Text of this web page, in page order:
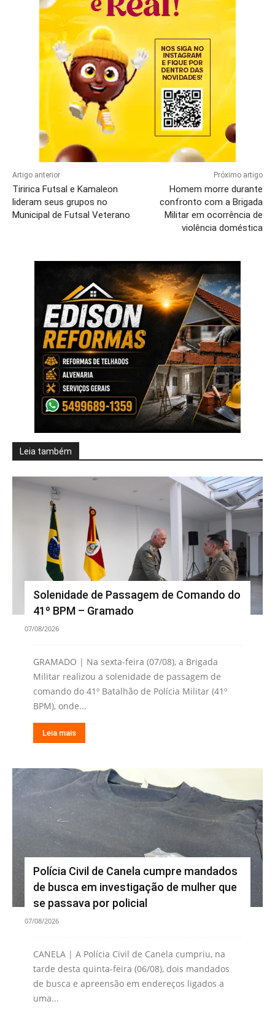
Artigo anterior
Tiririca Futsal e Kamaleon
lideram seus grupos no
Municipal de Futsal Veterano
Próximo artigo
Homem morre durante
confronto com a Brigada
Militar em ocorrência de
violência doméstica
Leia também
Solenidade de Passagem de Comando do
41º BPM – Gramado
07/08/2026
GRAMADO | Na sexta-feira (07/08), a Brigada
Militar realizou a solenidade de passagem de
comando do 41º Batalhão de Polícia Militar (41º
BPM), onde...
Leia mais
Polícia Civil de Canela cumpre mandados
de busca em investigação de mulher que
se passava por policial
07/08/2026
CANELA | A Polícia Civil de Canela cumpriu, na
tarde desta quinta-feira (06/08), dois mandados
de busca e apreensão em endereços ligados a
uma...